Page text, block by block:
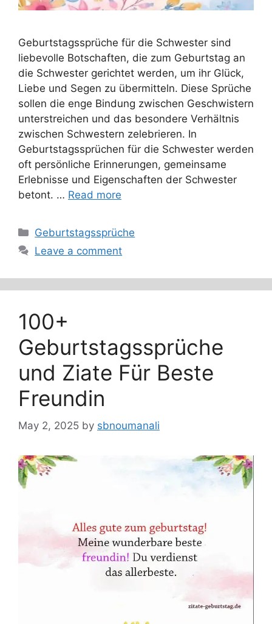
Geburtstagssprüche für die Schwester sind
liebevolle Botschaften, die zum Geburtstag an
die Schwester gerichtet werden, um ihr Glück,
Liebe und Segen zu übermitteln. Diese Sprüche
sollen die enge Bindung zwischen Geschwistern
unterstreichen und das besondere Verhältnis
zwischen Schwestern zelebrieren. In
Geburtstagssprüchen für die Schwester werden
oft persönliche Erinnerungen, gemeinsame
Erlebnisse und Eigenschaften der Schwester
betont. … Read more
Categories
Geburtstagssprüche
Leave a comment
100+
Geburtstagssprüche
und Ziate Für Beste
Freundin
May 2, 2025 by sbnoumanali